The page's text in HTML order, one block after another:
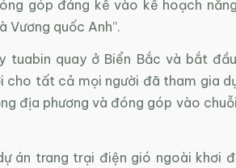
góp đáng kể vào kế hoạch
Vương quốc Anh”.
tuabin quay ở Biển Bắc và bắt
tất cả mọi người đã tham gia
địa phương và đóng góp vào
án trang trại điện gió ngoài khơi